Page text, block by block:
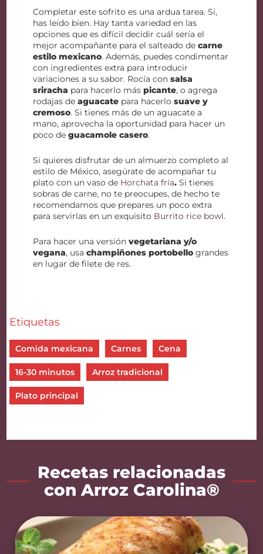
Completar este sofrito es una ardua tarea. Si,
has leído bien. Hay tanta variedad en las
opciones que es difícil decidir cuál sería el
mejor acompañante para el salteado de carne
estilo mexicano. Además, puedes condimentar
con ingredientes extra para introducir
variaciones a su sabor. Rocía consalsa
sriracha para hacerlo máspicante, o agrega
rodajas deaguacate para hacerlosuave y
cremoso. Si tienes más de un aguacate a
mano, aprovecha la oportunidad para hacer un
poco deguacamole casero.
Si quieres disfrutar de un almuerzo completo al
estilo de México, asegúrate de acompañar tu
plato con un vaso de Horchata fría. Si tienes
sobras de carne, no te preocupes, de hecho te
recomendamos que prepares un poco extra
para servirlas en un exquisito Burrito rice bowl.
Para hacer una versiónvegetariana y/o
vegana, usachampiñones portobello grandes
en lugar de filete de res.
Etiquetas
Comida mexicana Carnes Cena
16-30 minutos Arroz tradicional
Plato principal
Recetas relacionadas
con Arroz Carolina®